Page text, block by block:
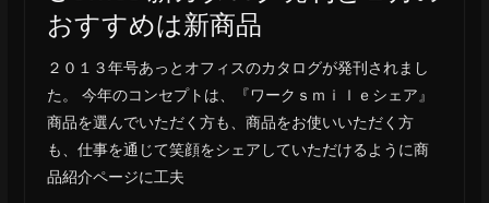
おすすめは新商品
２０１３年号あっとオフィスのカタログが発刊されまし
た。 今年のコンセプトは、『ワークｓｍｉｌｅシェア』
商品を選んでいただく方も、商品をお使いいただく方
も、仕事を通じて笑顔をシェアしていただけるように商
品紹介ページに工夫